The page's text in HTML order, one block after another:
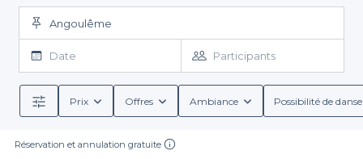
Angoulême
Date Participants
Prix Offres Ambiance Possibilité de
Réservation et annulation gratuite